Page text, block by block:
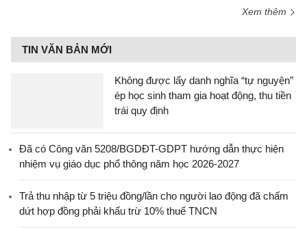
Xem thêm
TIN VĂN BẢN MỚI
Không được lấy danh nghĩa “tự nguyện”
ép học sinh tham gia hoạt động, thu tiền
trái quy định
Đã có Công văn 5208/BGDĐT-GDPT hướng dẫn thực hiện
nhiệm vụ giáo dục phổ thông năm học 2026-2027
Trả thu nhập từ 5 triệu đồng/lần cho người lao động đã chấm
dứt hợp đồng phải khấu trừ 10% thuế TNCN